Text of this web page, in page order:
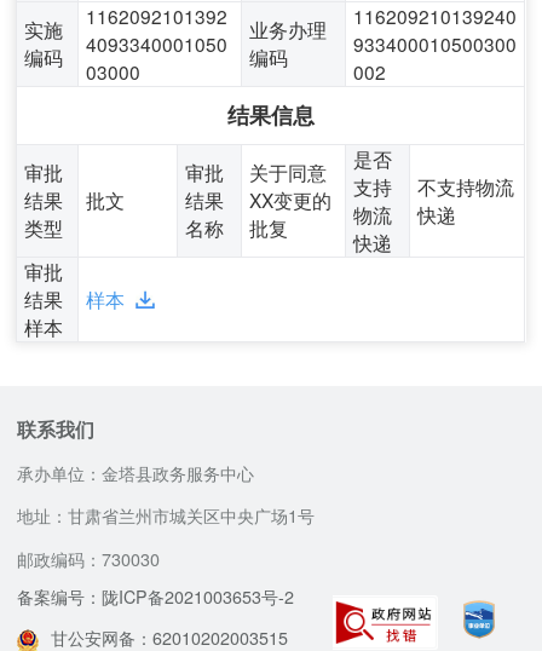
实施
编码
1162092101392
4093340001050
03000
业务办理
编码
116209210139240
933400010500300
002
结果信息
审批
结果
类型
批文
审批
结果
名称
关于同意
XX变更的
批复
是否
支持
物流
快递
不支持物流
快递
审批
结果
样本
样本
联系我们
承办单位：金塔县政务服务中心
地址：甘肃省兰州市城关区中央广场1号
邮政编码：730030
备案编号：陇ICP备2021003653号-2
甘公安网备：62010202003515